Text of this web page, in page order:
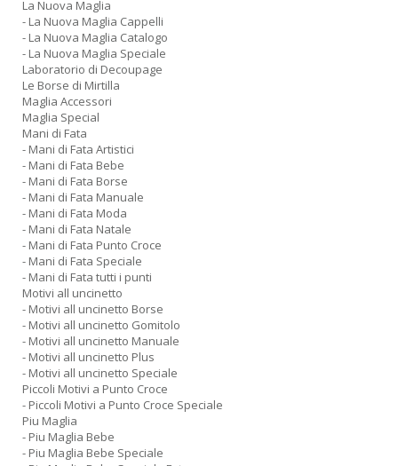
La Nuova Maglia
- La Nuova Maglia Cappelli
- La Nuova Maglia Catalogo
- La Nuova Maglia Speciale
Laboratorio di Decoupage
Le Borse di Mirtilla
Maglia Accessori
Maglia Special
Mani di Fata
- Mani di Fata Artistici
- Mani di Fata Bebe
- Mani di Fata Borse
- Mani di Fata Manuale
- Mani di Fata Moda
- Mani di Fata Natale
- Mani di Fata Punto Croce
- Mani di Fata Speciale
- Mani di Fata tutti i punti
Motivi all uncinetto
- Motivi all uncinetto Borse
- Motivi all uncinetto Gomitolo
- Motivi all uncinetto Manuale
- Motivi all uncinetto Plus
- Motivi all uncinetto Speciale
Piccoli Motivi a Punto Croce
- Piccoli Motivi a Punto Croce Speciale
Piu Maglia
- Piu Maglia Bebe
- Piu Maglia Bebe Speciale